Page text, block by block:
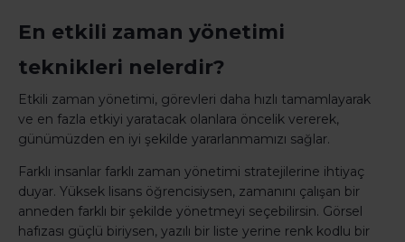
En etkili zaman yönetimi
teknikleri nelerdir?
Etkili zaman yönetimi, görevleri daha hızlı tamamlayarak
ve en fazla etkiyi yaratacak olanlara öncelik vererek,
günümüzden en iyi şekilde yararlanmamızı sağlar.
Farklı insanlar farklı zaman yönetimi stratejilerine ihtiyaç
duyar. Yüksek lisans öğrencisiysen, zamanını çalışan bir
anneden farklı bir şekilde yönetmeyi seçebilirsin. Görsel
hafızası güçlü biriysen, yazılı bir liste yerine renk kodlu bir